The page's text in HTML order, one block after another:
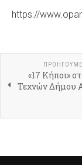
https://
«17 Κήποι»
Τεχνών Δήμου